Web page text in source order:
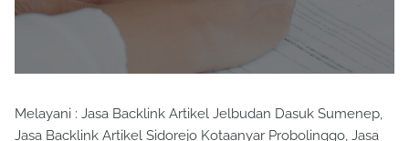
Melayani : Jasa Backlink Artikel Jelbudan Dasuk Sumenep,
Jasa Backlink Artikel Sidorejo Kotaanyar Probolinggo, Jasa